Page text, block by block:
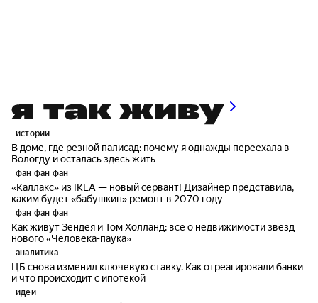
истории
В доме, где резной палисад: почему я однажды переехала в
Вологду и осталась здесь жить
фан фан фан
«Каллакс» из IKEA — новый сервант! Дизайнер представила,
каким будет «бабушкин» ремонт в 2070 году
фан фан фан
Как живут Зендея и Том Холланд: всё о недвижимости звёзд
нового «Человека-паука»
аналитика
ЦБ снова изменил ключевую ставку. Как отреагировали банки
и что происходит с ипотекой
идеи